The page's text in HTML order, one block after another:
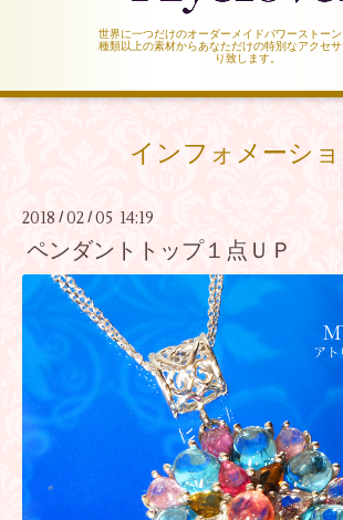
世界に一つだけのオーダーメイドパワーストー
種類以上の素材からあなただけの特別なアクセ
り致します。
インフォメーシ
2018 / 02 /05 14:19
ペンダントトップ１点ＵＰ